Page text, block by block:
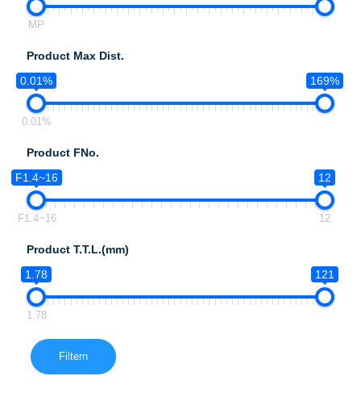
MP
Product Max Dist.
0.01%
169%
0.01%
Product FNo.
F1.4~16
12
F1.4~16 12
Product T.T.L.(mm)
1.78
121
1.78
Filtern